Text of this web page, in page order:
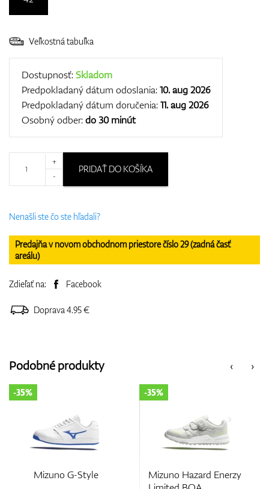
Veľkostná tabuľka
Dostupnosť:Skladom
Predpokladaný dátum odoslania:10. aug 2026
Predpokladaný dátum doručenia:11. aug 2026
Osobný odber:do 30 minút
+
-
PRIDAŤ DO KOŠÍKA
Nenašli ste čo ste hľadali?
Predajňa v novom obchodnom priestore číslo 29 (zadná časť
areálu)
Zdieľať na: Facebook
Doprava 4.95 €
‹
Podobné produkty ›
G-Style
Mizuno Hazard Enerzy